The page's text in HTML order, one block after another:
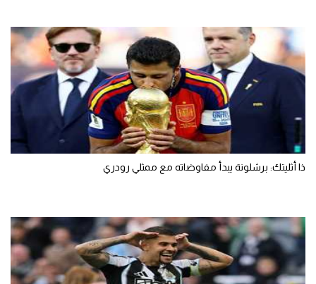
ذا أثليتك: برشلونة يبدأ مفاوضاته مع ممثلي رودري